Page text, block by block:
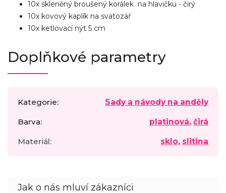
10x skleněný broušený korálek na hlavičku - čirý
10x kovový kaplík na svatozář
10x ketlovací nýt 5 cm
Doplňkové parametry
Kategorie: Sady a návody na anděly
Barva: platinová, čirá
Materiál: sklo, slitina